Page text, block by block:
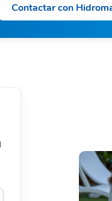
Contactar con